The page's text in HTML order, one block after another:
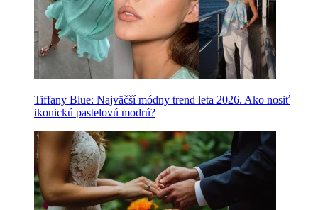
Tiffany Blue: Najväčší módny trend leta 2026. Ako nosiť
ikonickú pastelovú modrú?